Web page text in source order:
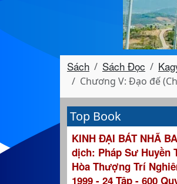
Sách Sách Đọc
Chương V: Đạo đế
Top Book
KINH ĐẠI BÁT NHÃ BA
dịch: Pháp Sư Huyền
Hòa Thượng Trí
1999 - 24 Tập -